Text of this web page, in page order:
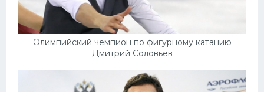
Олимпийский чемпион по фигурному катанию
Дмитрий Соловьев